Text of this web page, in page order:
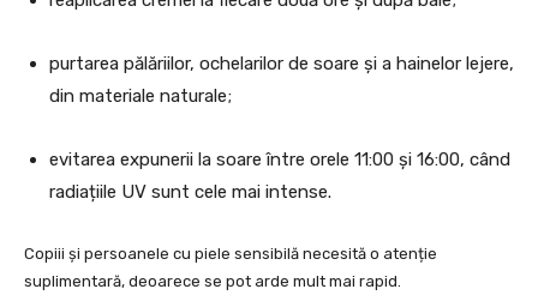
purtarea pălăriilor, ochelarilor de soare și a hainelor lejere,
din materiale naturale;
evitarea expunerii la soare între orele 11:00 și 16:00, când
radiațiile UV sunt cele mai intense.
Copiii și persoanele cu piele sensibilă necesită o atenție
suplimentară, deoarece se pot arde mult mai rapid.